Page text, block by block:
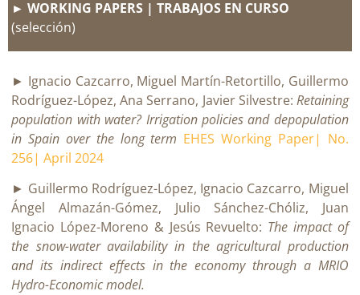
► WORKING PAPERS | TRABAJOS EN CURSO
(selección)
► Ignacio Cazcarro, Miguel Martín-Retortillo, Guillermo
Rodríguez-López, Ana Serrano, Javier Silvestre: Retaining
population with water? Irrigation policies and depopulation
in Spain over the long term EHES Working Paper| No.
256| April 2024
► Guillermo Rodríguez-López, Ignacio Cazcarro, Miguel
Ángel Almazán-Gómez, Julio Sánchez-Chóliz, Juan
Ignacio López-Moreno & Jesús Revuelto: The impact of
the snow-water availability in the agricultural production
and its indirect effects in the economy through a MRIO
Hydro-Economic model.